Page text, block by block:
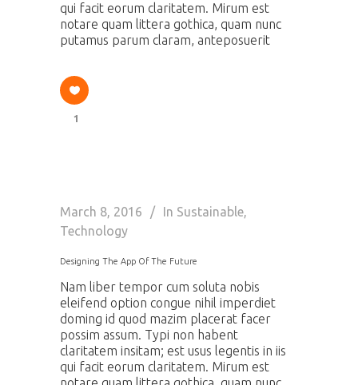
qui facit eorum claritatem. Mirum est
notare quam littera gothica, quam nunc
putamus parum claram, anteposuerit
1
March 8, 2016 In Sustainable,
Technology
Designing The App Of The Future
Nam liber tempor cum soluta nobis
eleifend option congue nihil imperdiet
doming id quod mazim placerat facer
possim assum. Typi non habent
claritatem insitam; est usus legentis in iis
qui facit eorum claritatem. Mirum est